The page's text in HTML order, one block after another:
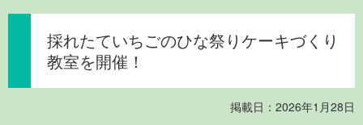
採れたていちごのひな祭りケーキづくり
教室を開催！
掲載日：2026年1月28日